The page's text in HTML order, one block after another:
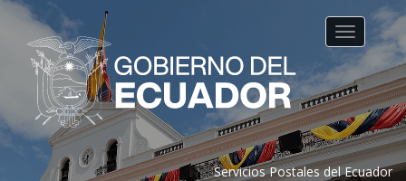
Servicios Postales del Ecuador
Toggle